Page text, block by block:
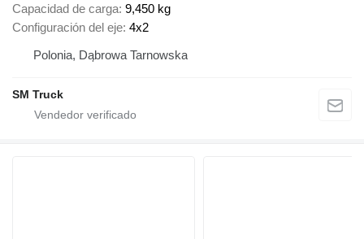
Capacidad de carga 9,450 kg
Configuración del eje 4x2
Polonia, Dąbrowa Tarnowska
SM Truck